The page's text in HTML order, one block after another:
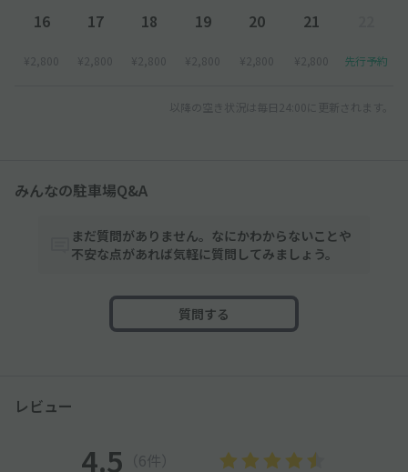
16
¥2,800
17
¥2,800
18
¥2,800
19
¥2,800
20
¥2,800
21
¥2,800 先行予約
以降の空き状況は毎日24:00に更新されます。
みんなの駐車場Q&A
まだ質問がありません。なにかわからないことや
不安な点があれば気軽に質問してみましょう。
質問する
レビュー
4.5 （6件）